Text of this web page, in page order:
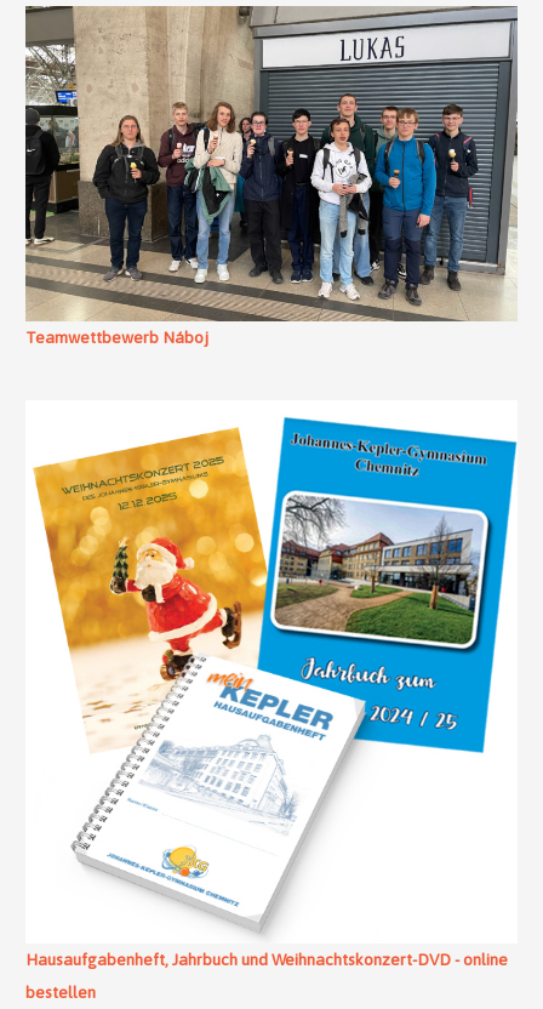
Teamwettbewerb Náboj
Hausaufgabenheft, Jahrbuch und Weihnachtskonzert-DVD - online
bestellen